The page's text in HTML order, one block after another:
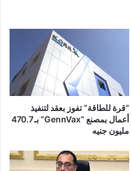
“قرة للطاقة” تفوز بعقد لتنفيذ
أعمال بمصنع “GennVax” بـ 470.7
مليون جنيه